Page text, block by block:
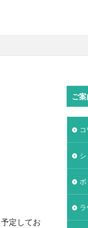
定してお
ご案